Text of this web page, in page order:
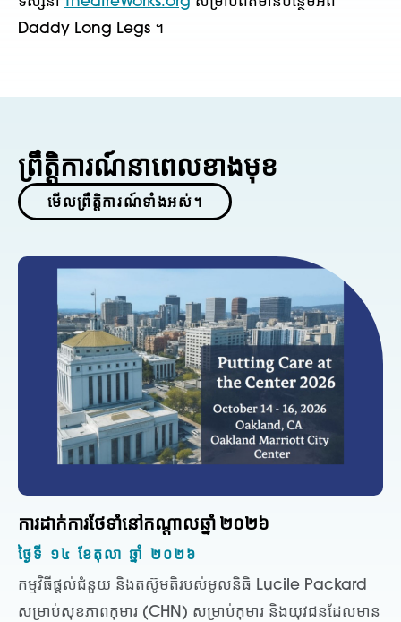
Daddy Long Legs ។
ព្រឹត្តិការណ៍នាពេលខាងមុខ
មើលព្រឹត្តិការណ៍ទាំងអស់។
ការដាក់ការថែទាំនៅកណ្តាលឆ្នាំ ២០២៦
ថ្ងៃទី ១៤ ខែតុលា ឆ្នាំ ២០២៦
កម្មវិធីផ្តល់ជំនួយ និងតស៊ូមតិរបស់មូលនិធិ Lucile Packard
សម្រាប់សុខភាពកុមារ (CHN) សម្រាប់កុមារ និងយុវជនដែលមាន